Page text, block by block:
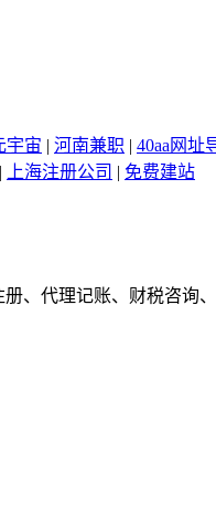
宇宙 | 河南兼职 | 40aa网址
| 上海注册公司 | 免费建站
、代理记账、财税咨询